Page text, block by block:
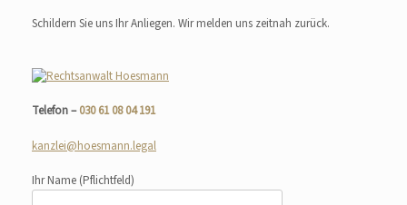
Schildern Sie uns Ihr Anliegen. Wir melden uns zeitnah zurück.
Telefon –030 61 08 04 191
kanzlei@hoesmann.legal
Ihr Name (Pflichtfeld)